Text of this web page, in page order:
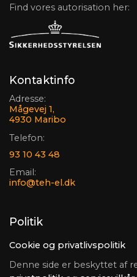
Find vores autorisation her:
Kontaktinfo
Adresse:
Mågevej 1,
4930 Maribo
Telefon:
93 10 43 48
Email:
info@teh-el.dk
Politik
Cookie og privatlivspolitik
Denne side er beskyttet af